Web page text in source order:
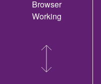
Browser
Working